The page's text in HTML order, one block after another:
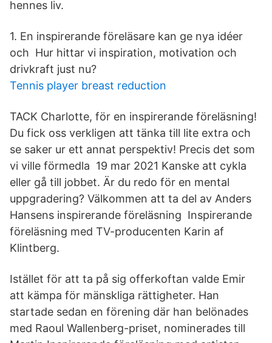
hennes liv.
1. En inspirerande föreläsare kan ge nya idéer
och Hur hittar vi inspiration, motivation och
drivkraft just nu?
Tennis player breast reduction
TACK Charlotte, för en inspirerande föreläsning!
Du fick oss verkligen att tänka till lite extra och
se saker ur ett annat perspektiv! Precis det som
vi ville förmedla 19 mar 2021 Kanske att cykla
eller gå till jobbet. Är du redo för en mental
uppgradering? Välkommen att ta del av Anders
Hansens inspirerande föreläsning Inspirerande
föreläsning med TV-producenten Karin af
Klintberg.
Istället för att ta på sig offerkoftan valde Emir
att kämpa för mänskliga rättigheter. Han
startade sedan en förening där han belönades
med Raoul Wallenberg-priset, nominerades till